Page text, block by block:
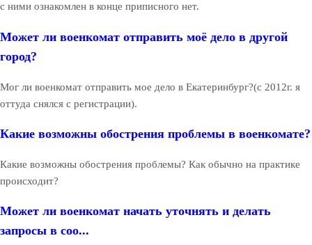
с ними ознакомлен в конце приписного нет.
Может ли военкомат отправить моё дело в другой
город?
Мог ли военкомат отправить мое дело в Екатеринбург?(с 2012г. я
оттуда снялся с регистрации).
Какие возможны обострения проблемы в военкомате?
Какие возможны обострения проблемы? Как обычно на практике
происходит?
Может ли военкомат начать уточнять и делать
запросы в соо...